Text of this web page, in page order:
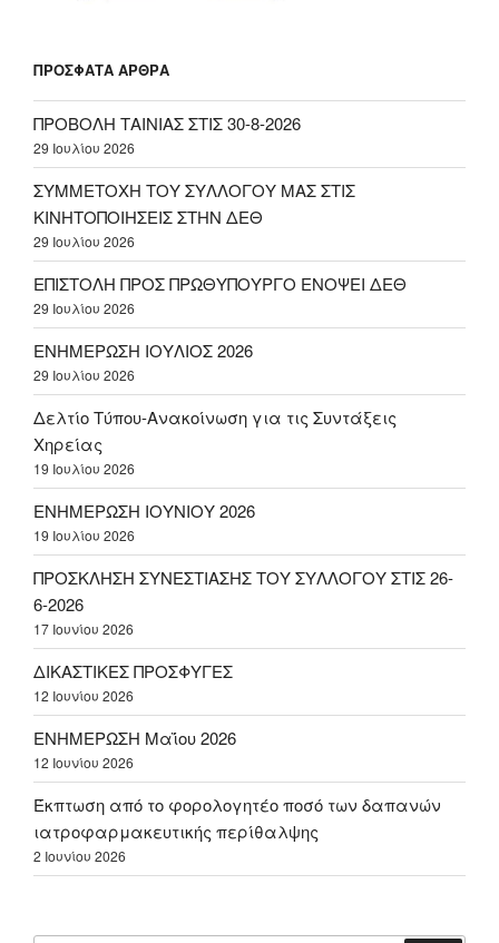
ΠΡΌΣΦΑΤΑ ΆΡΘΡΑ
ΠΡΟΒΟΛΗ ΤΑΙΝΙΑΣ ΣΤΙΣ 30-8-2026
29 Ιουλίου 2026
ΣΥΜΜΕΤΟΧΗ ΤΟΥ ΣΥΛΛΟΓΟΥ ΜΑΣ ΣΤΙΣ
ΚΙΝΗΤΟΠΟΙΗΣΕΙΣ ΣΤΗΝ ΔΕΘ
29 Ιουλίου 2026
ΕΠΙΣΤΟΛΗ ΠΡΟΣ ΠΡΩΘΥΠΟΥΡΓΟ ΕΝΟΨΕΙ ΔΕΘ
29 Ιουλίου 2026
ΕΝΗΜΕΡΩΣΗ ΙΟΥΛΙΟΣ 2026
29 Ιουλίου 2026
Δελτίο Τύπου-Ανακοίνωση για τις Συντάξεις
Χηρείας
19 Ιουλίου 2026
ΕΝΗΜΕΡΩΣΗ ΙΟΥΝΙΟΥ 2026
19 Ιουλίου 2026
ΠΡΟΣΚΛΗΣΗ ΣΥΝΕΣΤΙΑΣΗΣ ΤΟΥ ΣΥΛΛΟΓΟΥ ΣΤΙΣ 26-
6-2026
17 Ιουνίου 2026
ΔΙΚΑΣΤΙΚΕΣ ΠΡΟΣΦΥΓΕΣ
12 Ιουνίου 2026
ΕΝΗΜΕΡΩΣΗ Μαΐου 2026
12 Ιουνίου 2026
Έκπτωση από το φορολογητέο ποσό των δαπανών
ιατροφαρμακευτικής περίθαλψης
2 Ιουνίου 2026